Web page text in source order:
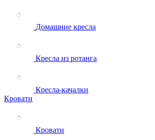
Домашние кресла
Кресла из ротанга
Кресла-качалки
Кровати
Кровати